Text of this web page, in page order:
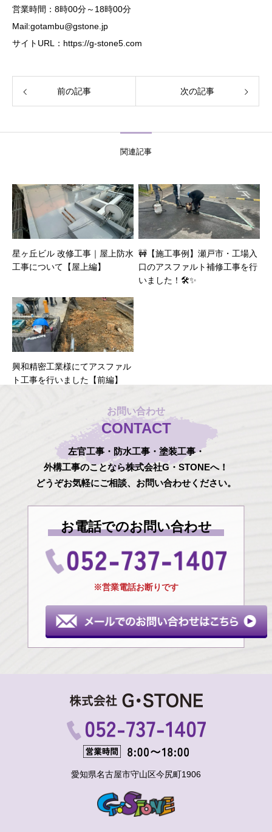
営業時間：8時00分～18時00分
Mail:gotambu@gstone.jp
サイトURL： https://g-stone5.com
前の記事 次の記事
関連記事
星ヶ丘ビル 改修工事｜屋上防水
工事について【屋上編】
🚧【施工事例】瀬戸市・工場入
口のアスファルト補修工事を行
いました！🛠️✨
興和精密工業様にてアスファル
ト工事を行いました【前編】
お問い合わせ
CONTACT
左官工事・防水工事・塗装工事・
外構工事のことなら株式会社G・STONEへ！
どうぞお気軽にご相談、お問い合わせください。
お電話でのお問い合わせ
※営業電話お断りです
愛知県名古屋市守山区今尻町1906